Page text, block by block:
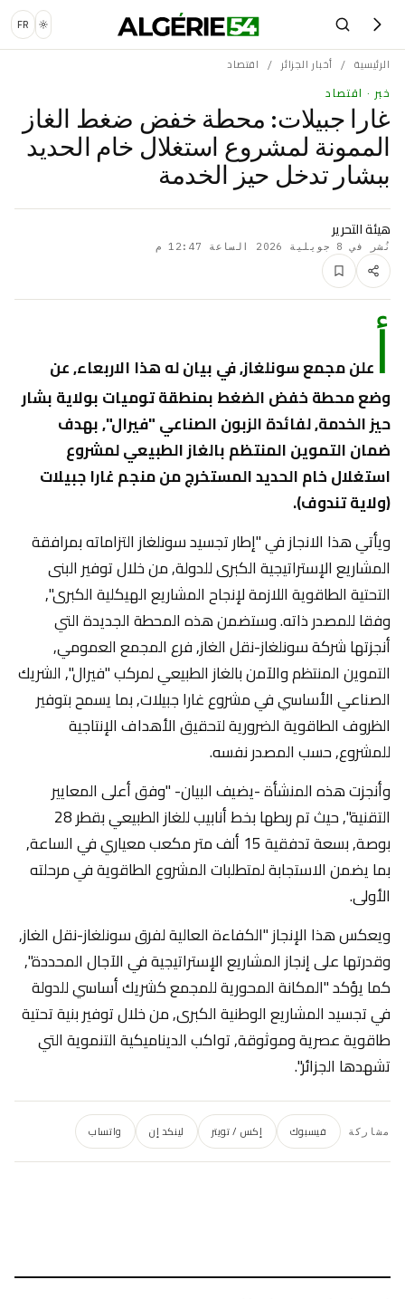
FR
الرئيسية / أخبار الجزائر / اقتصاد
خبر· اقتصاد
غارا جبيلات: محطة خفض ضغط الغاز
الممونة لمشروع استغلال خام الحديد
ببشار تدخل حيز الخدمة
هيئة التحرير
نُشر في 8 جويلية 2026 الساعة 12:47 م
أ علن مجمع سونلغاز, في بيان له هذا الاربعاء, عن
وضع محطة خفض الضغط بمنطقة توميات بولاية بشار
حيز الخدمة, لفائدة الزبون الصناعي "فيرال", بهدف
ضمان التموين المنتظم بالغاز الطبيعي لمشروع
استغلال خام الحديد المستخرج من منجم غارا جبيلات
(ولاية تندوف).
ويأتي هذا الانجاز في "إطار تجسيد سونلغاز التزاماته بمرافقة
المشاريع الإستراتيجية الكبرى للدولة, من خلال توفير البنى
التحتية الطاقوية اللازمة لإنجاح المشاريع الهيكلية الكبرى",
وفقا للمصدر ذاته. وستضمن هذه المحطة الجديدة التي
أنجزتها شركة سونلغاز-نقل الغاز, فرع المجمع العمومي,
التموين المنتظم والآمن بالغاز الطبيعي لمركب "فيرال", الشريك
الصناعي الأساسي في مشروع غارا جبيلات, بما يسمح بتوفير
الظروف الطاقوية الضرورية لتحقيق الأهداف الإنتاجية
للمشروع, حسب المصدر نفسه.
وأنجزت هذه المنشأة -يضيف البيان- "وفق أعلى المعايير
التقنية", حيث تم ربطها بخط أنابيب للغاز الطبيعي بقطر 28
بوصة, بسعة تدفقية 15 ألف متر مكعب معياري في الساعة,
بما يضمن الاستجابة لمتطلبات المشروع الطاقوية في مرحلته
الأولى.
ويعكس هذا الإنجاز "الكفاءة العالية لفرق سونلغاز-نقل الغاز,
وقدرتها على إنجاز المشاريع الإستراتيجية في الآجال المحددة",
كما يؤكد "المكانة المحورية للمجمع كشريك أساسي للدولة
في تجسيد المشاريع الوطنية الكبرى, من خلال توفير بنية تحتية
طاقوية عصرية وموثوقة, تواكب الديناميكية التنموية التي
تشهدها الجزائر".
مشاركة فيسبوك إكس / تويتر لينكد إن واتساب